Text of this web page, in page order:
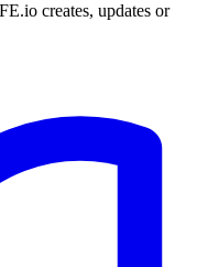
creates, updates or